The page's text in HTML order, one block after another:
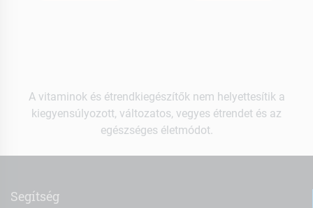
A vitaminok és étrendkiegészítők nem helyettesítik a
kiegyensúlyozott, változatos, vegyes étrendet és az
egészséges életmódot.
Segítség